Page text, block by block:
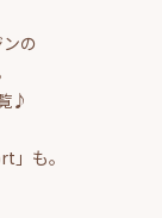
の
♪
」も。